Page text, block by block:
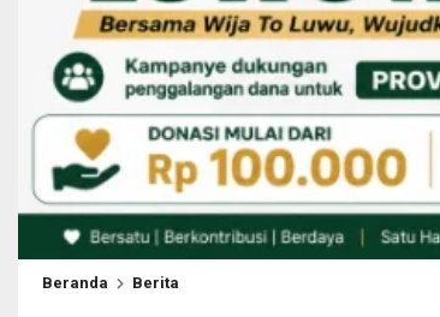
Beranda Berita